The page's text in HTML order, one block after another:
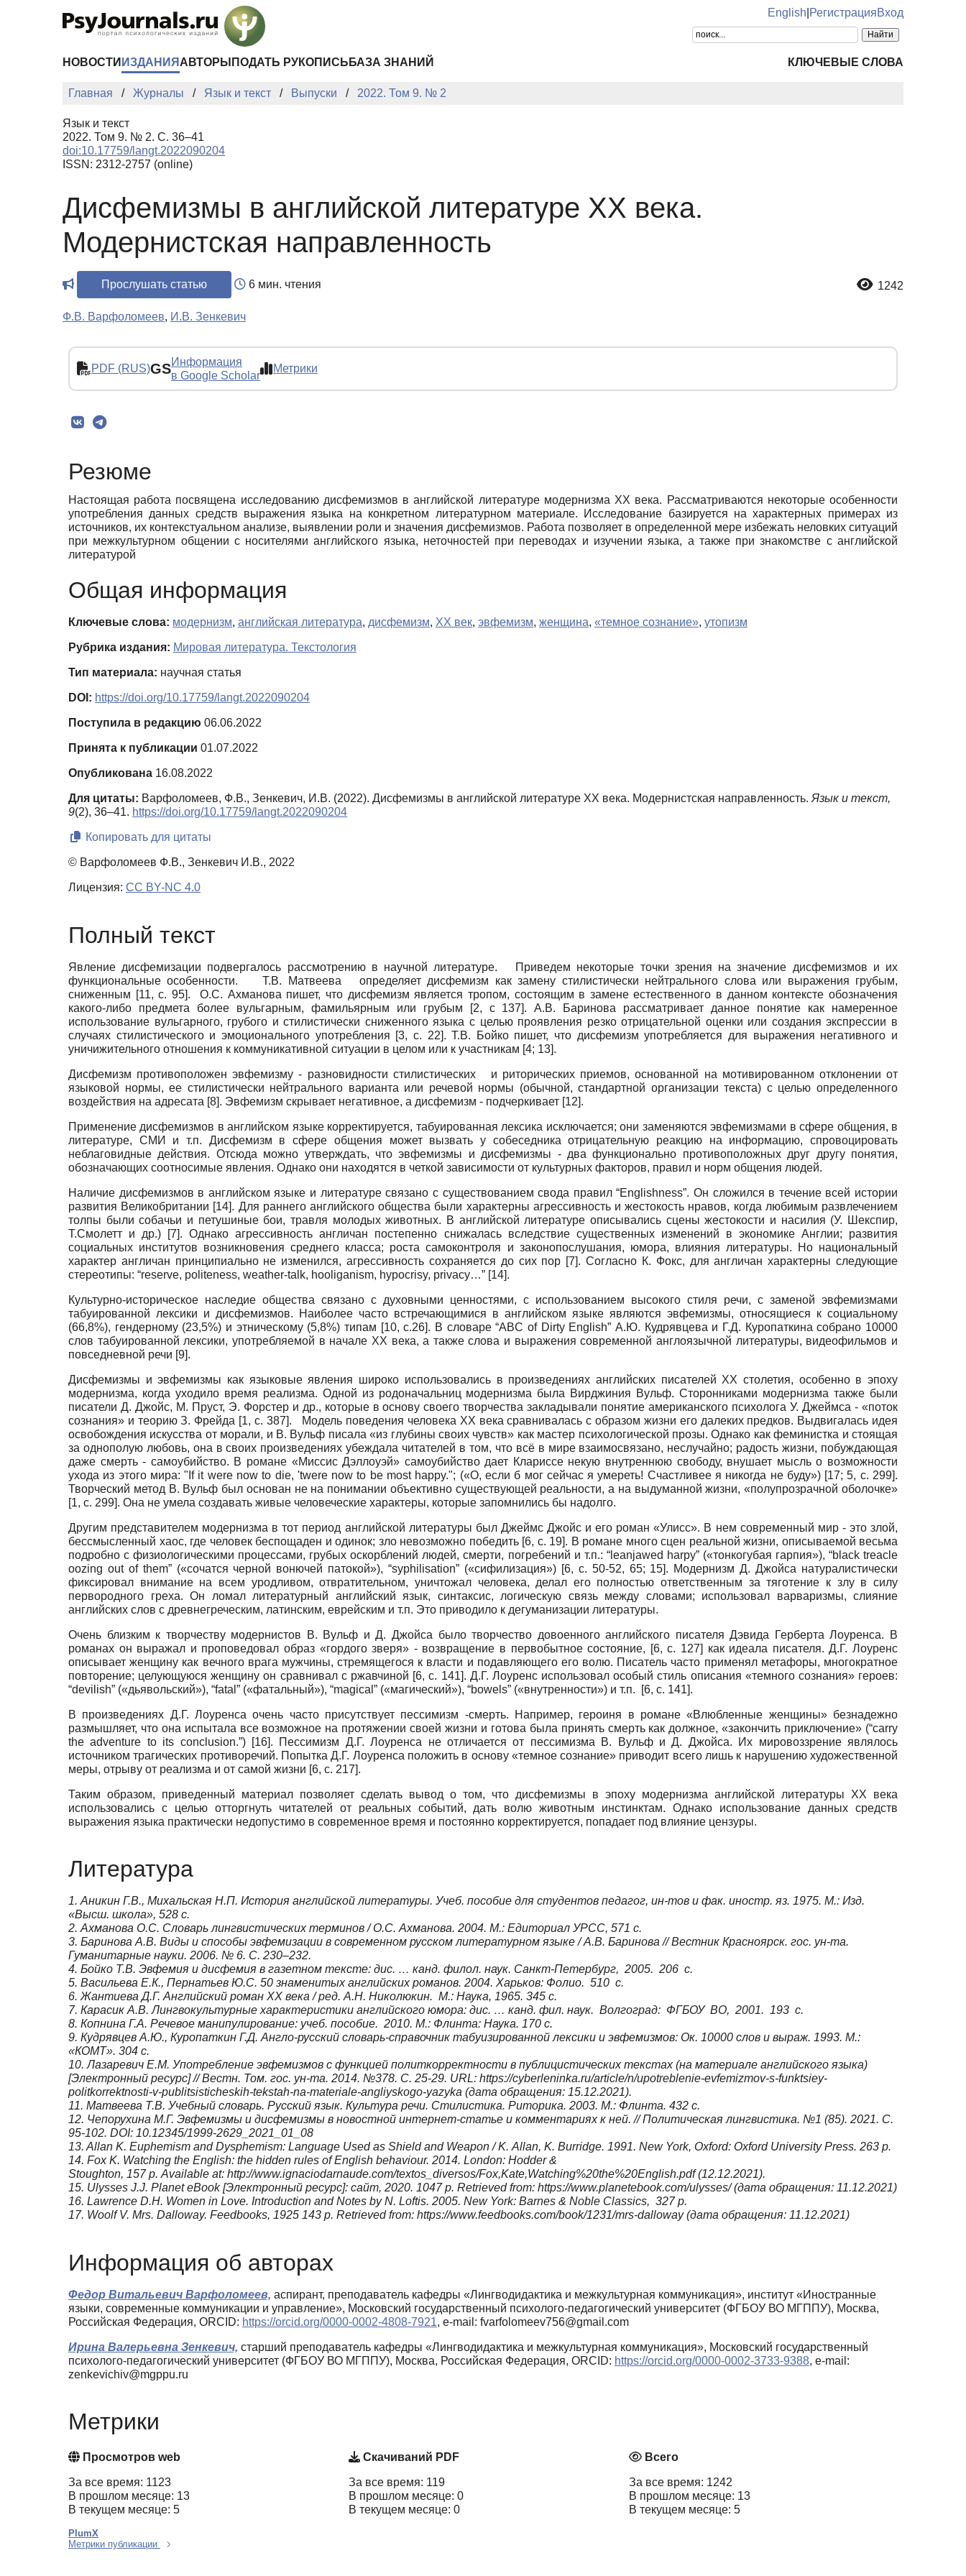
English РегистрацияВход
НОВОСТИ ИЗДАНИЯ АВТОРЫ ПОДАТЬ РУКОПИСЬ БАЗА ЗНАНИЙ КЛЮЧЕВЫЕ СЛОВА
Главная Журналы Язык и текст Выпуски 2022. Том 9. № 2
Язык и текст
2022. Том 9. № 2. С. 36–41
doi:10.17759/langt.2022090204
ISSN: 2312-2757 (online)
Дисфемизмы в английской литературе ХХ века.
Модернистская направленность
Прослушать статью 6 мин. чтения 1242
Ф.В. Варфоломеев, И.В. Зенкевич
PDF (RUS)GSИнформация
в Google Scholar
Метрики
Резюме
Настоящая работа посвящена исследованию дисфемизмов в английской литературе модернизма ХХ века. Рассматриваются некоторые особенности
употребления данных средств выражения языка на конкретном литературном материале. Исследование базируется на характерных примерах из
источников, их контекстуальном анализе, выявлении роли и значения дисфемизмов. Работа позволяет в определенной мере избежать неловких ситуаций
при межкультурном общении с носителями английского языка, неточностей при переводах и изучении языка, а также при знакомстве с английской
литературой
Общая информация
Ключевые слова: модернизм, английская литература, дисфемизм, ХХ век, эвфемизм, женщина, «темное сознание», утопизм
Рубрика издания: Мировая литература. Текстология
Тип материала: научная статья
DOI: https://doi.org/10.17759/langt.2022090204
Поступила в редакцию 06.06.2022
Принята к публикации 01.07.2022
Опубликована 16.08.2022
Для цитаты: Варфоломеев, Ф.В., Зенкевич, И.В. (2022). Дисфемизмы в английской литературе ХХ века. Модернистская направленность. Язык и текст,
9(2), 36–41. https://doi.org/10.17759/langt.2022090204
Копировать для цитаты
© Варфоломеев Ф.В., Зенкевич И.В., 2022
Лицензия: CC BY-NC 4.0
Полный текст
Явление дисфемизации подвергалось рассмотрению в научной литературе. Приведем некоторые точки зрения на значение дисфемизмов и их
функциональные особенности. Т.В. Матвеева определяет дисфемизм как замену стилистически нейтрального слова или выражения грубым,
сниженным [11, c. 95]. О.С. Ахманова пишет, что дисфемизм является тропом, состоящим в замене естественного в данном контексте обозначения
какого-либо предмета более вульгарным, фамильярным или грубым [2, c 137]. А.В. Баринова рассматривает данное понятие как намеренное
использование вульгарного, грубого и стилистически сниженного языка с целью проявления резко отрицательной оценки или создания экспрессии в
случаях стилистического и эмоционального употребления [3, c. 22]. Т.В. Бойко пишет, что дисфемизм употребляется для выражения негативного и
уничижительного отношения к коммуникативной ситуации в целом или к участникам [4; 13].
Дисфемизм противоположен эвфемизму - разновидности стилистических и риторических приемов, основанной на мотивированном отклонении от
языковой нормы, ее стилистически нейтрального варианта или речевой нормы (обычной, стандартной организации текста) с целью определенного
воздействия на адресата [8]. Эвфемизм скрывает негативное, а дисфемизм - подчеркивает [12].
Применение дисфемизмов в английском языке корректируется, табуированная лексика исключается; они заменяются эвфемизмами в сфере общения, в
литературе, СМИ и т.п. Дисфемизм в сфере общения может вызвать у собеседника отрицательную реакцию на информацию, спровоцировать
неблаговидные действия. Отсюда можно утверждать, что эвфемизмы и дисфемизмы - два функционально противоположных друг другу понятия,
обозначающих соотносимые явления. Однако они находятся в четкой зависимости от культурных факторов, правил и норм общения людей.
Наличие дисфемизмов в английском языке и литературе связано с существованием свода правил “Englishness”. Он сложился в течение всей истории
развития Великобритании [14]. Для раннего английского общества были характерны агрессивность и жестокость нравов, когда любимым развлечением
толпы были собачьи и петушиные бои, травля молодых животных. В английской литературе описывались сцены жестокости и насилия (У. Шекспир,
Т.Смолетт и др.)
[7]. Однако агрессивность англичан постепенно снижалась вследствие существенных изменений в экономике Англии; развития
социальных институтов возникновения среднего класса; роста самоконтроля и законопослушания, юмора, влияния литературы. Но национальный
характер англичан принципиально не изменился, агрессивность сохраняется до сих пор [7]. Согласно К. Фокс, для англичан характерны следующие
стереотипы: “reserve, politeness, weather-talk, hooliganism, hypocrisy, privacy…” [14].
Культурно-историческое наследие общества связано с духовными ценностями, с использованием высокого стиля речи, с заменой эвфемизмами
табуированной лексики и дисфемизмов. Наиболее часто встречающимися в английском языке являются эвфемизмы, относящиеся к социальному
(66,8%), гендерному (23,5%) и этническому (5,8%) типам [10, с.26]. В словаре “ABC of Dirty English” А.Ю. Кудрявцева и Г.Д. Куропаткина собрано 10000
слов табуированной лексики, употребляемой в начале ХХ века, а также слова и выражения современной англоязычной литературы, видеофильмов и
повседневной речи [9].
Дисфемизмы и эвфемизмы как языковые явления широко использовались в произведениях английских писателей ХХ столетия, особенно в эпоху
модернизма, когда уходило время реализма. Одной из родоначальниц модернизма была Вирджиния Вульф. Сторонниками модернизма также были
писатели Д. Джойс, М. Пруст, Э. Форстер и др., которые в основу своего творчества закладывали понятие американского психолога У. Джеймса - «поток
сознания» и теорию З. Фрейда [1, c. 387]. Модель поведения человека ХХ века сравнивалась с образом жизни его далеких предков. Выдвигалась идея
освобождения искусства от морали, и В. Вульф писала «из глубины своих чувств» как мастер психологической прозы. Однако как феминистка и стоящая
за однополую любовь, она в своих произведениях убеждала читателей в том, что всё в мире взаимосвязано, неслучайно; радость жизни, побуждающая
даже смерть - самоубийство. В романе «Миссис Дэллоуэй» самоубийство дает Клариссе некую внутреннюю свободу, внушает мысль о возможности
ухода из этого мира: "If it were now to die, 'twere now to be most happy."; («О, если б мог сейчас я умереть! Счастливее я никогда не буду») [17; 5, c. 299].
Творческий метод В. Вульф был основан не на понимании объективно существующей реальности, а на выдуманной жизни, «полупрозрачной оболочке»
[1, c. 299]. Она не умела создавать живые человеческие характеры, которые запомнились бы надолго.
Другим представителем модернизма в тот период английской литературы был Джеймс Джойс и его роман «Улисс». В нем современный мир - это злой,
бессмысленный хаос, где человек беспощаден и одинок; зло невозможно победить [6, c. 19]. В романе много сцен реальной жизни, описываемой весьма
подробно с физиологическими процессами, грубых оскорблений людей, смерти, погребений и т.п.: “leanjawed harpy” («тонкогубая гарпия»), “black treacle
oozing out of them” («сочатся черной вонючей патокой»), “syphilisation” («сифилизация») [6, c. 50-52, 65; 15]. Модернизм Д. Джойса натуралистически
фиксировал внимание на всем уродливом, отвратительном, уничтожал человека, делал его полностью ответственным за тяготение к злу в силу
первородного греха. Он ломал литературный английский язык, синтаксис, логическую связь между словами; использовал варваризмы, слияние
английских слов с древнегреческим, латинским, еврейским и т.п. Это приводило к дегуманизации литературы.
Очень близким к творчеству модернистов В. Вульф и Д. Джойса было творчество довоенного английского писателя Дэвида Герберта Лоуренса. В
романах он выражал и проповедовал образ «гордого зверя» - возвращение в первобытное состояние, [6, c. 127] как идеала писателя. Д.Г. Лоуренс
описывает женщину как вечного врага мужчины, стремящегося к власти и подавляющего его волю. Писатель часто применял метафоры, многократное
повторение; целующуюся женщину он сравнивал с ржавчиной [6, c. 141]. Д.Г. Лоуренс использовал особый стиль описания «темного сознания» героев:
“devilish” («дьявольский»), “fatal” («фатальный»), “magical” («магический»), “bowels” («внутренности») и т.п.
[6, c. 141].
В произведениях Д.Г. Лоуренса очень часто присутствует пессимизм -смерть. Например, героиня в романе «Влюбленные женщины» безнадежно
размышляет, что она испытала все возможное на протяжении своей жизни и готова была принять смерть как должное, «закончить приключение» (“carry
the adventure to its conclusion.”) [16]. Пессимизм Д.Г. Лоуренса не отличается от пессимизма В. Вульф и Д. Джойса. Их мировоззрение являлось
источником трагических противоречий. Попытка Д.Г. Лоуренса положить в основу «темное сознание» приводит всего лишь к нарушению художественной
меры, отрыву от реализма и от самой жизни [6, c. 217].
Таким образом, приведенный материал позволяет сделать вывод о том, что дисфемизмы в эпоху модернизма английской литературы ХХ века
использовались с целью отторгнуть читателей от реальных событий, дать волю животным инстинктам. Однако использование данных средств
выражения языка практически недопустимо в современное время и постоянно корректируется, попадает под влияние цензуры.
Литература
1. Аникин Г.В., Михальская Н.П. История английской литературы. Учеб. пособие для студентов педагог, ин-тов и фак. иностр. яз. 1975. М.: Изд.
«Высш. школа», 528 c.
2. Ахманова О.С. Словарь лингвистических терминов / О.С. Ахманова. 2004. М.: Едиториал УРСС, 571 с.
3. Баринова А.В. Виды и способы эвфемизации в современном русском литературном языке / А.В. Баринова // Вестник Красноярск. гос. ун-та.
Гуманитарные науки. 2006. № 6. С. 230–232.
4. Бойко Т.В. Эвфемия и дисфемия в газетном тексте: дис. … канд. филол. наук. Санкт-Петербург, 2005. 206 с.
5. Васильева Е.К., Пернатьев Ю.С. 50 знаменитых английских романов. 2004. Харьков: Фолио. 510 с.
6. Жантиева Д.Г. Английский роман XX века / ред. А.Н. Николюкин. М.: Наука, 1965. 345 с.
7. Карасик А.В. Лингвокультурные характеристики английского юмора: дис. … канд. фил. наук. Волгоград: ФГБОУ ВО, 2001. 193 с.
8. Копнина Г.А. Речевое манипулирование: учеб. пособие. 2010. М.: Флинта: Наука. 170 с.
9. Кудрявцев А.Ю., Куропаткин Г.Д. Англо-русский словарь-справочник табуизированной лексики и эвфемизмов: Ок. 10000 слов и выраж. 1993. М.:
«КОМТ». 304 с.
10.Лазаревич Е.М. Употребление эвфемизмов с функцией политкорректности в публицистических текстах (на материале английского языка)
[Электронный ресурс] // Вестн. Том. гос. ун-та. 2014. №378. С. 25-29. URL: https://cyberleninka.ru/article/n/upotreblenie-evfemizmov-s-funktsiey-
politkorrektnosti-v-publitsisticheskih-tekstah-na-materiale-angliyskogo-yazyka (дата обращения: 15.12.2021).
11. Матвеева Т.В. Учебный словарь. Русский язык. Культура речи. Стилистика. Риторика. 2003. М.: Флинта. 432 с.
12. Чепорухина М.Г. Эвфемизмы и дисфемизмы в новостной интернет-статье и комментариях к ней. // Политическая лингвистика. №1 (85). 2021. C.
95-102. DOI: 10.12345/1999-2629_2021_01_08
13. Allan K. Euphemism and Dysphemism: Language Used as Shield and Weapon / K. Allan, K. Burridge. 1991. New York, Oxford: Oxford University Press. 263 p.
14. Fox K. Watching the English: the hidden rules of English behaviour. 2014. London: Hodder &
Stoughton, 157 p. Available at: http://www.ignaciodarnaude.com/textos_diversos/Fox,Kate,Watching%20the%20English.pdf (12.12.2021).
15. Ulysses J.J. Planet eBook [Электронный ресурс]: сайт, 2020. 1047 p. Retrieved from: https://www.planetebook.com/ulysses/ (дата обращения: 11.12.2021)
16. Lawrence D.H. Women in Love. Introduction and Notes by N. Loftis. 2005. New York: Barnes & Noble Classics, 327 p.
17. Woolf V. Mrs. Dalloway. Feedbooks, 1925 143 p. Retrieved from: https://www.feedbooks.com/book/1231/mrs-dalloway (дата обращения: 11.12.2021)
Информация об авторах
Федор Витальевич Варфоломеев, аспирант, преподаватель кафедры «Лингводидактика и межкультурная коммуникация», институт «Иностранные
языки, современные коммуникации и управление», Московский государственный психолого-педагогический университет (ФГБОУ ВО МГППУ), Москва,
Российская Федерация, ORCID: https://orcid.org/0000-0002-4808-7921, e-mail: fvarfolomeev756@gmail.com
Ирина Валерьевна Зенкевич, старший преподаватель кафедры «Лингводидактика и межкультурная коммуникация», Московский государственный
психолого-педагогический университет (ФГБОУ ВО МГППУ), Москва, Российская Федерация, ORCID: https://orcid.org/0000-0002-3733-9388, e-mail:
zenkevichiv@mgppu.ru
Метрики
Просмотров web
За все время: 1123
В прошлом месяце: 13
В текущем месяце: 5
Скачиваний PDF
За все время: 119
В прошлом месяце: 0
В текущем месяце: 0
Всего
За все время: 1242
В прошлом месяце: 13
В текущем месяце: 5
PlumX
Метрики публикации